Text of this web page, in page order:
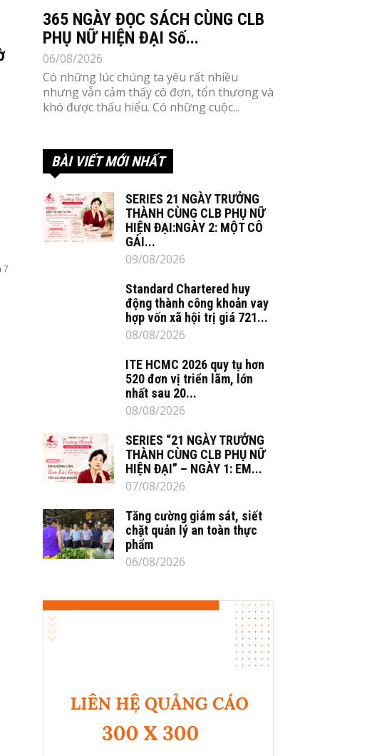
7
365 NGÀY ĐỌC SÁCH CÙNG CLB
PHỤ NỮ HIỆN ĐẠI Số...
06/08/2026
Có những lúc chúng ta yêu rất nhiều
nhưng vẫn cảm thấy cô đơn, tổn thương và
khó được thấu hiểu. Có những cuộc...
BÀI VIẾT MỚI NHẤT
SERIES 21 NGÀY TRƯỞNG
THÀNH CÙNG CLB PHỤ NỮ
HIỆN ĐẠI:NGÀY 2: MỘT CÔ
GÁI...
09/08/2026
Standard Chartered huy
động thành công khoản vay
hợp vốn xã hội trị giá 721...
08/08/2026
ITE HCMC 2026 quy tụ hơn
520 đơn vị triển lãm, lớn
nhất sau 20...
08/08/2026
SERIES “21 NGÀY TRƯỞNG
THÀNH CÙNG CLB PHỤ NỮ
HIỆN ĐẠI” – NGÀY 1: EM...
07/08/2026
Tăng cường giám sát, siết
chặt quản lý an toàn thực
phẩm
06/08/2026